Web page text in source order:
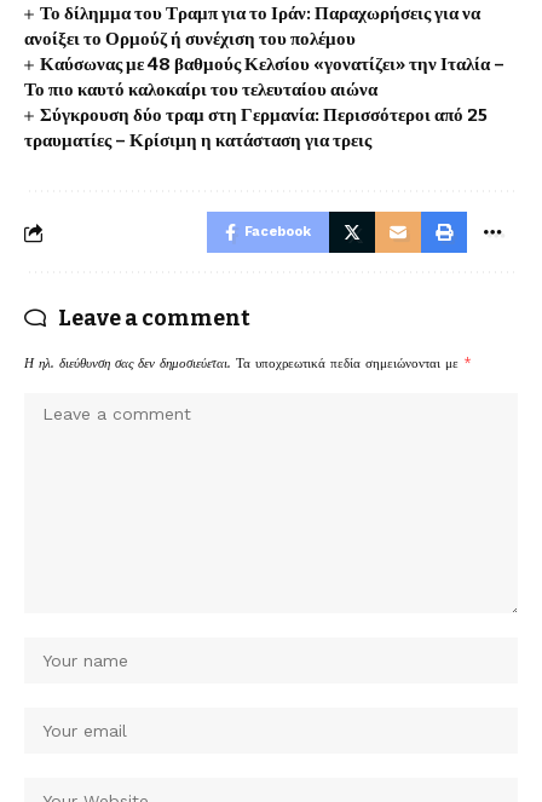
Το δίλημμα του Τραμπ για το Ιράν: Παραχωρήσεις για να
ανοίξει το Ορμούζ ή συνέχιση του πολέμου
Καύσωνας με 48 βαθμούς Κελσίου «γονατίζει» την Ιταλία –
Το πιο καυτό καλοκαίρι του τελευταίου αιώνα
Σύγκρουση δύο τραμ στη Γερμανία: Περισσότεροι από 25
τραυματίες – Κρίσιμη η κατάσταση για τρεις
Facebook
Leave a comment
Η ηλ. διεύθυνση σας δεν δημοσιεύεται. Τα υποχρεωτικά πεδία σημειώνονται με *